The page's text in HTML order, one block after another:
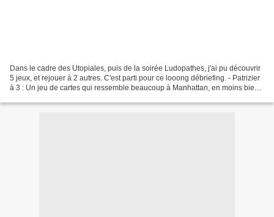
Dans le cadre des Utopiales, puis de la soirée Ludopathes, j'ai pu découvrir
5 jeux, et rejouer à 2 autres. C'est parti pour ce looong débriefing. - Patrizier
à 3 : Un jeu de cartes qui ressemble beaucoup à Manhattan, en moins bien :